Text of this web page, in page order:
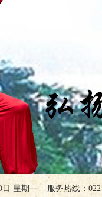
星期一 服务热线：022-